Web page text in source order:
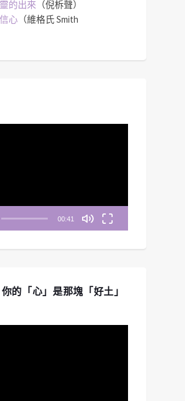
的出來 （倪柝聲）
心 （維格氏 Smith
00:41
的「心」是那塊「好土」